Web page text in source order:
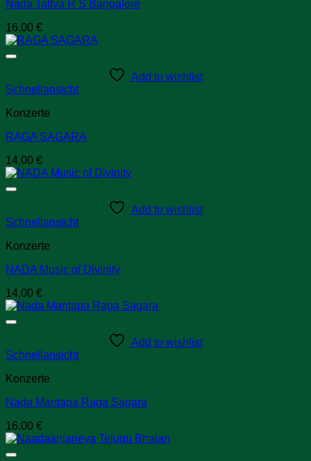
Nada Tattva R S Bangalore
16,00 €
Add to wishlist
Schnellansicht
Konzerte
RAGA SAGARA
14,00 €
Add to wishlist
Schnellansicht
Konzerte
NADA Music of Divinity
14,00 €
Add to wishlist
Schnellansicht
Konzerte
Nada Mantapa Raga Sagara
16,00 €